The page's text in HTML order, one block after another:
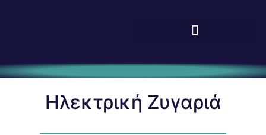
Ηλεκτρική Ζυγαριά